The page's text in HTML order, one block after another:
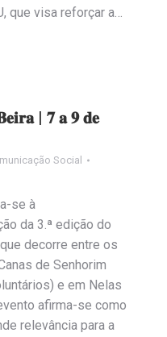
que visa reforçar a…
| 𝟕 𝐚 𝟗 𝐝𝐞
Social
se à
da 3.ª edição do
decorre entre os
de Senhorim
e em Nelas
afirma-se como
relevância para a